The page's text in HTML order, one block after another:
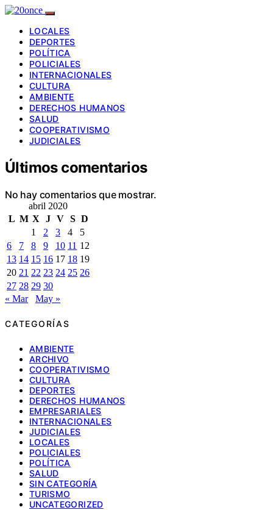
LOCALES
DEPORTES
POLÍTICA
POLICIALES
INTERNACIONALES
CULTURA
AMBIENTE
DERECHOS HUMANOS
SALUD
COOPERATIVISMO
JUDICIALES
Últimos comentarios
No hay comentarios que mostrar.
abril 2020
L M X J V S D
1
2 3 4
5
6
7 8 9 10 11 12
13 14 15 16 17 18 19
20 21 22 23 24 25 26
27 28 29 30
« Mar
May »
CATEGORÍAS
AMBIENTE
ARCHIVO
COOPERATIVISMO
CULTURA
DEPORTES
DERECHOS HUMANOS
EMPRESARIALES
INTERNACIONALES
JUDICIALES
LOCALES
POLICIALES
POLÍTICA
SALUD
SIN CATEGORÍA
TURISMO
UNCATEGORIZED